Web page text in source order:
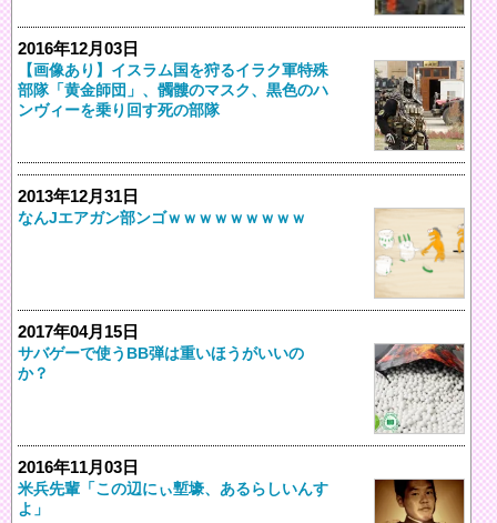
2016年12月03日
【画像あり】イスラム国を狩るイラク軍特殊
部隊「黄金師団」、髑髏のマスク、黒色のハ
ンヴィーを乗り回す死の部隊
2013年12月31日
なんJエアガン部ンゴｗｗｗｗｗｗｗｗｗ
2017年04月15日
サバゲーで使うBB弾は重いほうがいいの
か？
2016年11月03日
米兵先輩「この辺にぃ塹壕、あるらしいんす
よ」